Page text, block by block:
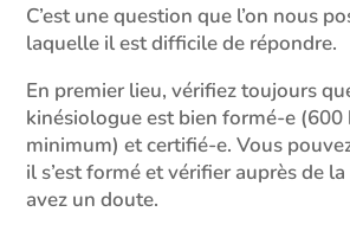
C’est une question que l’on nous
laquelle il est difficile de répondre.
En premier lieu, vérifiez toujours
kinésiologue est bien formé-e (600
minimum) et certifié-e. Vous
il s’est formé et vérifier auprès de
avez un doute.